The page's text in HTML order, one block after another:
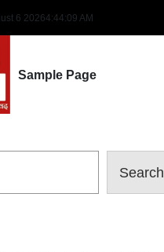
6 20264:44:10 AM
Sample Page
Search